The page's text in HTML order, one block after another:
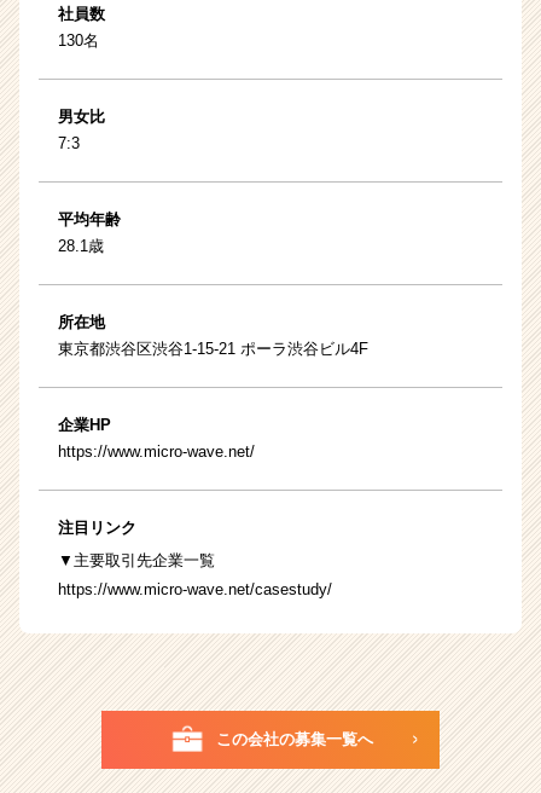
社員数
130名
男女比
7:3
平均年齢
28.1歳
所在地
東京都渋谷区渋谷1-15-21 ポーラ渋谷ビル4F
企業HP
https://www.micro-wave.net/
注目リンク
▼主要取引先企業一覧
https://www.micro-wave.net/casestudy/
この会社の募集一覧へ